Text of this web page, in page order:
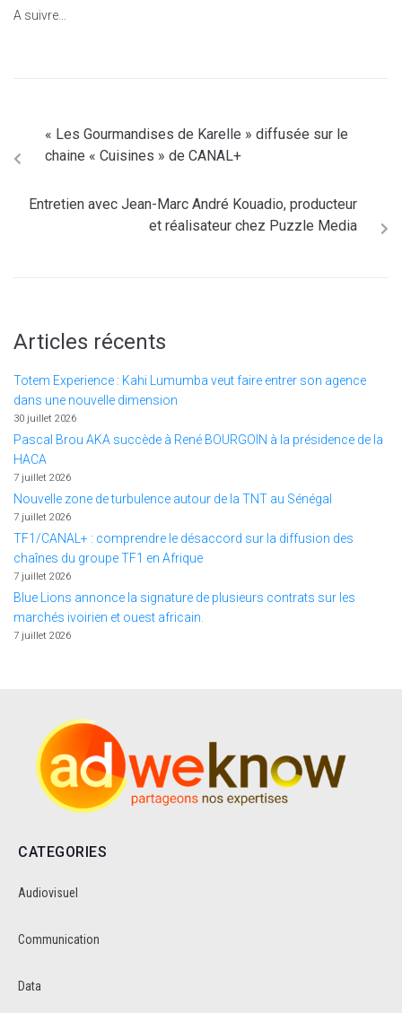
A suivre…
« Les Gourmandises de Karelle » diffusée sur le
chaine « Cuisines » de CANAL+
Entretien avec Jean-Marc André Kouadio, producteur
et réalisateur chez Puzzle Media
Articles récents
Totem Experience : Kahi Lumumba veut faire entrer son agence
dans une nouvelle dimension
30 juillet 2026
Pascal Brou AKA succède à René BOURGOIN à la présidence de la
HACA
7 juillet 2026
Nouvelle zone de turbulence autour de la TNT au Sénégal
7 juillet 2026
TF1/CANAL+ : comprendre le désaccord sur la diffusion des
chaînes du groupe TF1 en Afrique
7 juillet 2026
Blue Lions annonce la signature de plusieurs contrats sur les
marchés ivoirien et ouest africain.
7 juillet 2026
CATEGORIES
Audiovisuel
Communication
Data